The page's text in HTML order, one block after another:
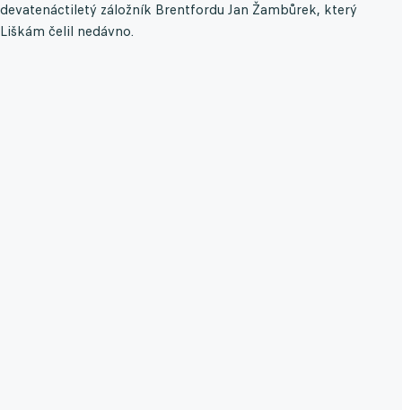
devatenáctiletý záložník Brentfordu Jan Žambůrek, který
Liškám čelil nedávno.